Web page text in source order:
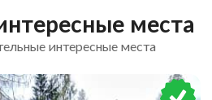
места
интересные места